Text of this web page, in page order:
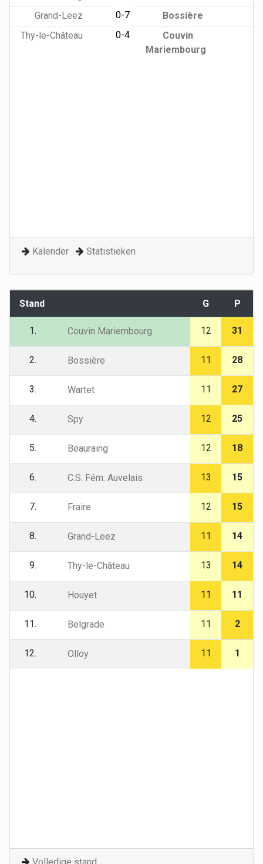
Grand-Leez
0-7
Bossière
Thy-le-Château
0-4
Couvin
Mariembourg
Kalender Statistieken
Stand G P
1. Couvin Mariembourg 12 31
2. Bossière 11 28
3. Wartet 11 27
4. Spy 12 25
5. Beauraing 12 18
6. C.S. Fém. Auvelais 13 15
7. Fraire 12 15
8. Grand-Leez 11 14
9. Thy-le-Château 13 14
10. Houyet 11 11
11. Belgrade 11 2
12. Olloy 11 1